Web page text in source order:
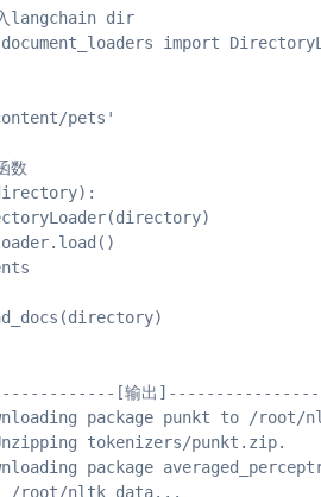
入langchain dir
import
pets'
数
[输出
package punkt to /root/
tokenizers/punkt.zip.
package
/root/nltk_data...